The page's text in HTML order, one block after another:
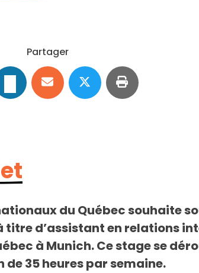
Partager
du Québec souhaite
d’assistant en relations
à Munich. Ce stage se
de 35 heures par semaine.